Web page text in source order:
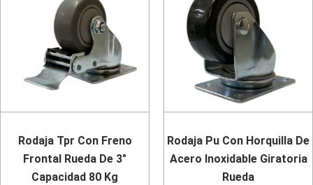
Rodaja Tpr Con Freno
Frontal Rueda De 3″
Capacidad 80 Kg
Rodaja Pu Con Horquilla De
Acero Inoxidable Giratoria
Rueda